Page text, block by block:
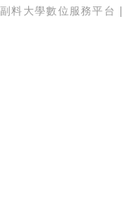
副料大學數位服務平台 |